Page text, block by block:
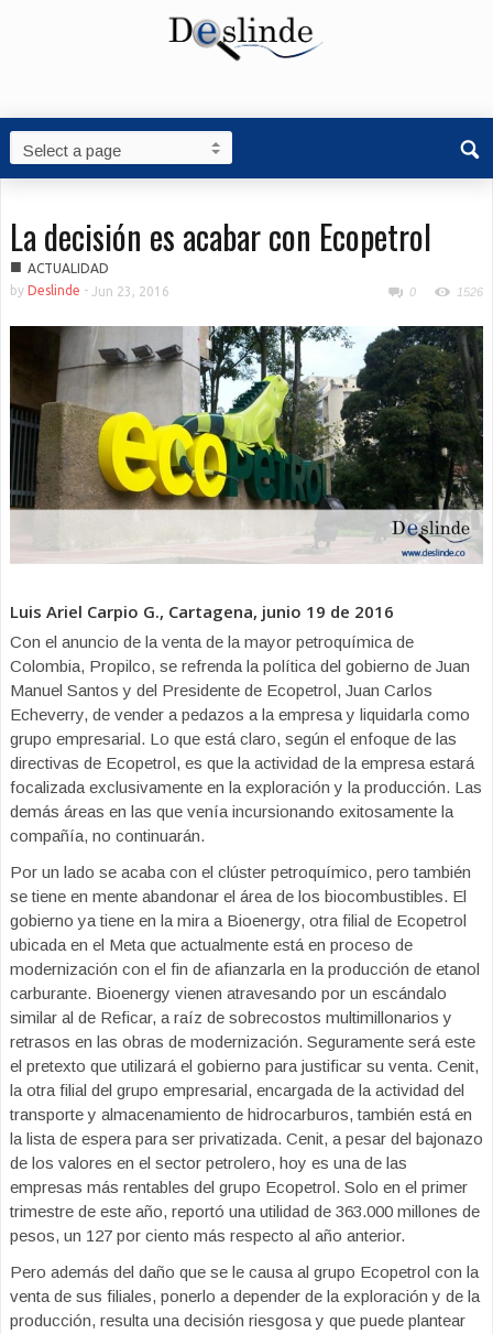
La decisión es acabar con Ecopetrol
■ ACTUALIDAD
by Deslinde - Jun 23, 2016 0 1526
Luis Ariel Carpio G., Cartagena, junio 19 de 2016
Con el anuncio de la venta de la mayor petroquímica de
Colombia, Propilco, se refrenda la política del gobierno de Juan
Manuel Santos y del Presidente de Ecopetrol, Juan Carlos
Echeverry, de vender a pedazos a la empresa y liquidarla como
grupo empresarial. Lo que está claro, según el enfoque de las
directivas de Ecopetrol, es que la actividad de la empresa estará
focalizada exclusivamente en la exploración y la producción. Las
demás áreas en las que venía incursionando exitosamente la
compañía, no continuarán.
Por un lado se acaba con el clúster petroquímico, pero también
se tiene en mente abandonar el área de los biocombustibles. El
gobierno ya tiene en la mira a Bioenergy, otra filial de Ecopetrol
ubicada en el Meta que actualmente está en proceso de
modernización con el fin de afianzarla en la producción de etanol
carburante. Bioenergy vienen atravesando por un escándalo
similar al de Reficar, a raíz de sobrecostos multimillonarios y
retrasos en las obras de modernización. Seguramente será este
el pretexto que utilizará el gobierno para justificar su venta. Cenit,
la otra filial del grupo empresarial, encargada de la actividad del
transporte y almacenamiento de hidrocarburos, también está en
la lista de espera para ser privatizada. Cenit, a pesar del bajonazo
de los valores en el sector petrolero, hoy es una de las
empresas más rentables del grupo Ecopetrol. Solo en el primer
trimestre de este año, reportó una utilidad de 363.000 millones de
pesos, un 127 por ciento más respecto al año anterior.
Pero además del daño que se le causa al grupo Ecopetrol con la
venta de sus filiales, ponerlo a depender de la exploración y de la
producción, resulta una decisión riesgosa y que puede plantear